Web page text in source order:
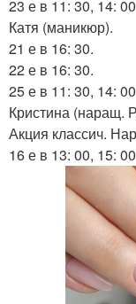
23 е в 11: 30, 14:
Катя (маникюр).
21 е в 16: 30.
22 е в 16: 30.
25 е в 11: 30, 14:
Кристина (наращ.
Акция классич.
16 е в 13: 00, 15: